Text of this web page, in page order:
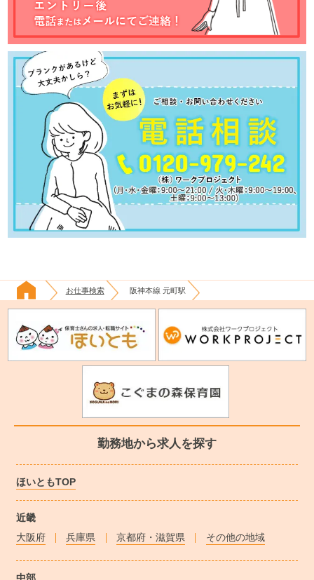
お仕事検索 阪神本線 元町駅
勤務地から求人を探す
ほいともTOP
近畿
大阪府
兵庫県 京都府・滋賀県 その他の地域